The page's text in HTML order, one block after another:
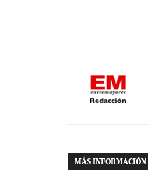
MÁS INFORMACIÓN